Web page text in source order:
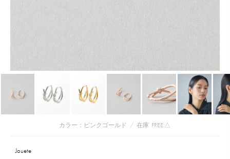
カラー：ピンクゴールド / 在庫 FREE:△
Jouete